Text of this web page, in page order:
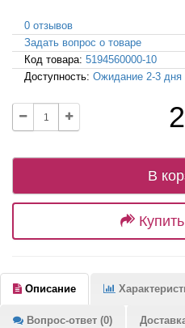
0 отзывов
Задать вопрос о товаре
Код товара: 5194560000-10
Доступность: Ожидание 2-3 дня
В
Описание
Вопрос-ответ (0)